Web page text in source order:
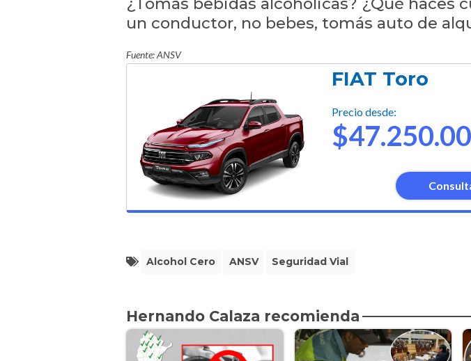
un conductor, no bebes, tomás auto de
Fuente: ANSV
FIAT Toro
Precio desde:
Alcohol Cero ANSV Seguridad Vial
Hernando Calaza recomienda